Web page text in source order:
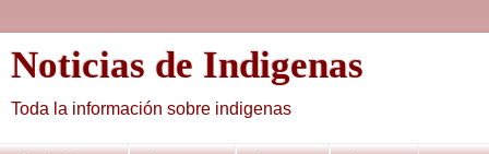
Noticias de Indigenas
Toda la información sobre indigenas